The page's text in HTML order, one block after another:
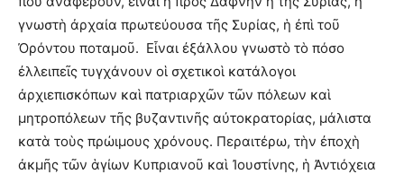
γνωστὴ ἀρχαία πρωτεύουσα τῆς Συρίας, ἡ ἐπὶ τοῦ
Ὀρόντου ποταμοῦ. Εἶναι ἐξάλλου γνωστὸ τὸ πόσο
ἐλλειπεῖς τυγχάνουν οἱ σχετικοὶ κατάλογοι
ἀρχιεπισκόπων καὶ πατριαρχῶν τῶν πόλεων καὶ
μητροπόλεων τῆς βυζαντινῆς αὐτοκρατορίας, μάλιστα
κατὰ τοὺς πρώιμους χρόνους. Περαιτέρω, τὴν ἐποχὴ
ἀκμῆς τῶν ἁγίων Κυπριανοῦ καὶ Ἰουστίνης, ἡ Ἀντιόχεια